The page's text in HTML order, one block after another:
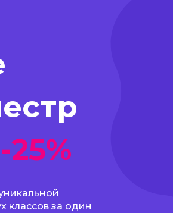
классов за один